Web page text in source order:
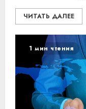
ЧИТАТЬ ДАЛЕЕ
1 мин чтения